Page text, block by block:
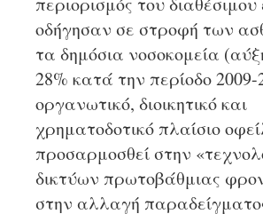
οδήγησαν σε στροφή των
τα δημόσια νοσοκομεία
28% κατά την περίοδο
οργανωτικό, διοικητικό και
χρηματοδοτικό πλαίσιο
προσαρμοσθεί στην
δικτύων πρωτοβάθμιας
στην αλλαγή